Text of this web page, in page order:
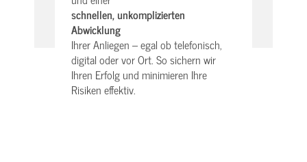
schnellen, unkomplizierten
Abwicklung
Ihrer Anliegen – egal ob telefonisch,
digital oder vor Ort. So sichern wir
Ihren Erfolg und minimieren Ihre
Risiken effektiv.